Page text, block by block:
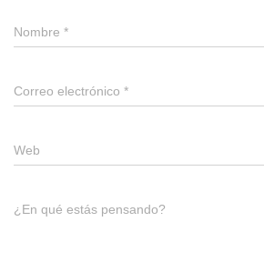
Nombre *
Correo electrónico *
Web
¿En qué estás pensando?